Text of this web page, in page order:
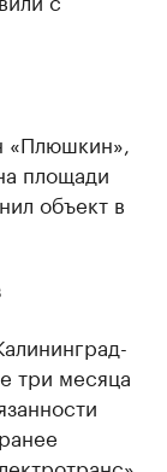
«Плюшкин»,
площади
объект в
три месяца